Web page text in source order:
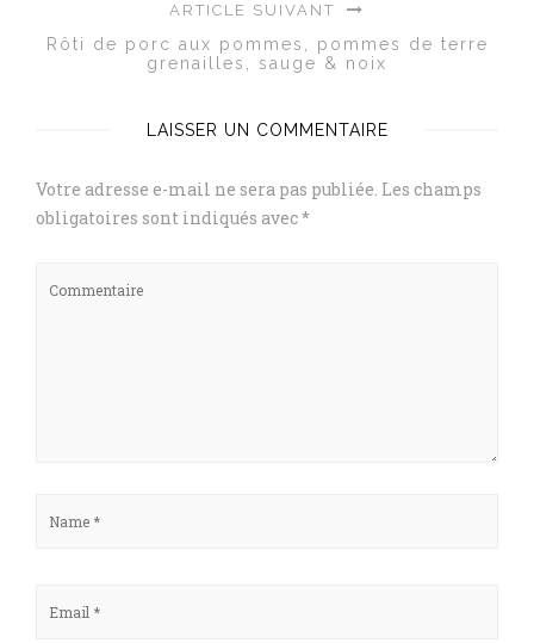
ARTICLE SUIVANT
Rôti de porc aux pommes, pommes de terre
grenailles, sauge & noix
LAISSER UN COMMENTAIRE
Votre adresse e-mail ne sera pas publiée. Les champs
obligatoires sont indiqués avec*